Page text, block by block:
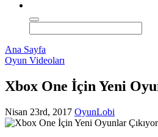
Ana Sayfa
Oyun Videoları
Xbox One İçin Yeni
Nisan 23rd, 2017 OyunLobi